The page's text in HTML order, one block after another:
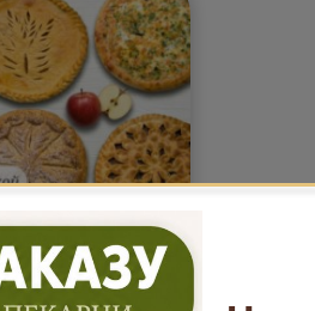
семейный"
(7.95кг)